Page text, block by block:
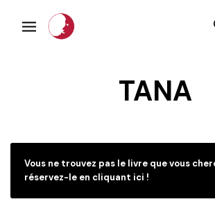
TANA
Vous ne trouvez pas le livre que vous
réservez-le en cliquant ici !